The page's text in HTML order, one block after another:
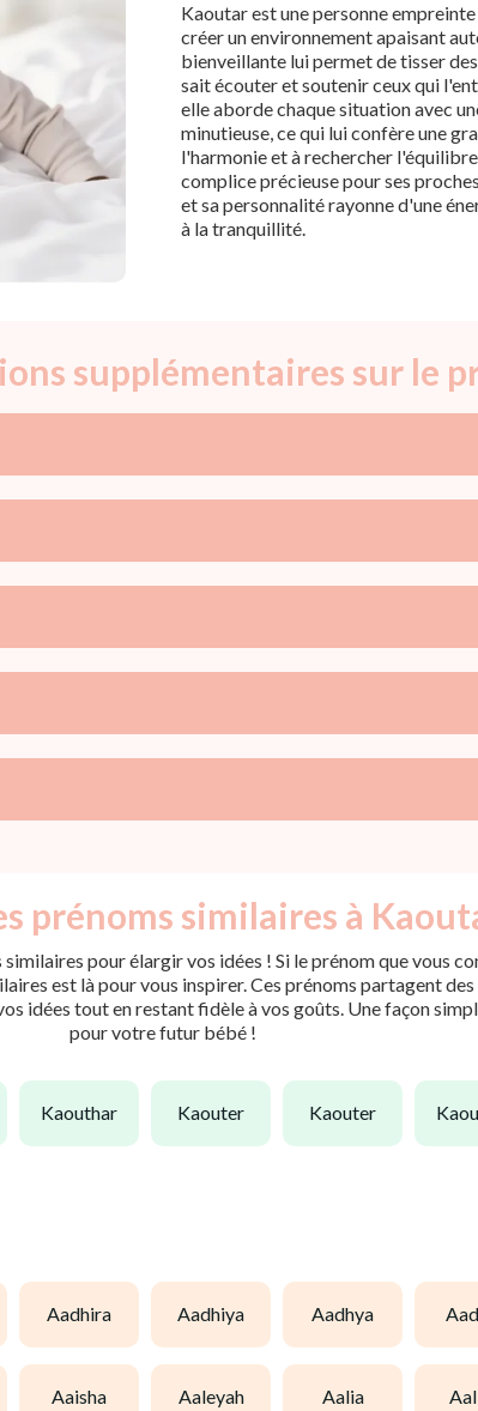
Kaoutar est une personne
créer un environnement apaisant
bienveillante lui permet de tisser
sait écouter et soutenir ceux qui
elle aborde chaque situation avec
minutieuse, ce qui lui confère une
l'harmonie et à rechercher
complice précieuse pour ses
et sa personnalité rayonne d'une
à la tranquillité.
supplémentaires sur le
prénoms similaires à
pour élargir vos idées ! Si le prénom que vous
est là pour vous inspirer. Ces prénoms partagent
idées tout en restant fidèle à vos goûts. Une façon
pour votre futur bébé !
kaouthar kaouter kaouter
aadhira aadhiya aadhya
aaisha aaleyah aalia